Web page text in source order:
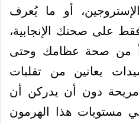
أو ما يُعرف
فقط على صحتك الإنجابية،
من صحة عظامك وحتى
يعانين من تقلبات
دون أن يدركن أن
مستويات هذا الهرمون